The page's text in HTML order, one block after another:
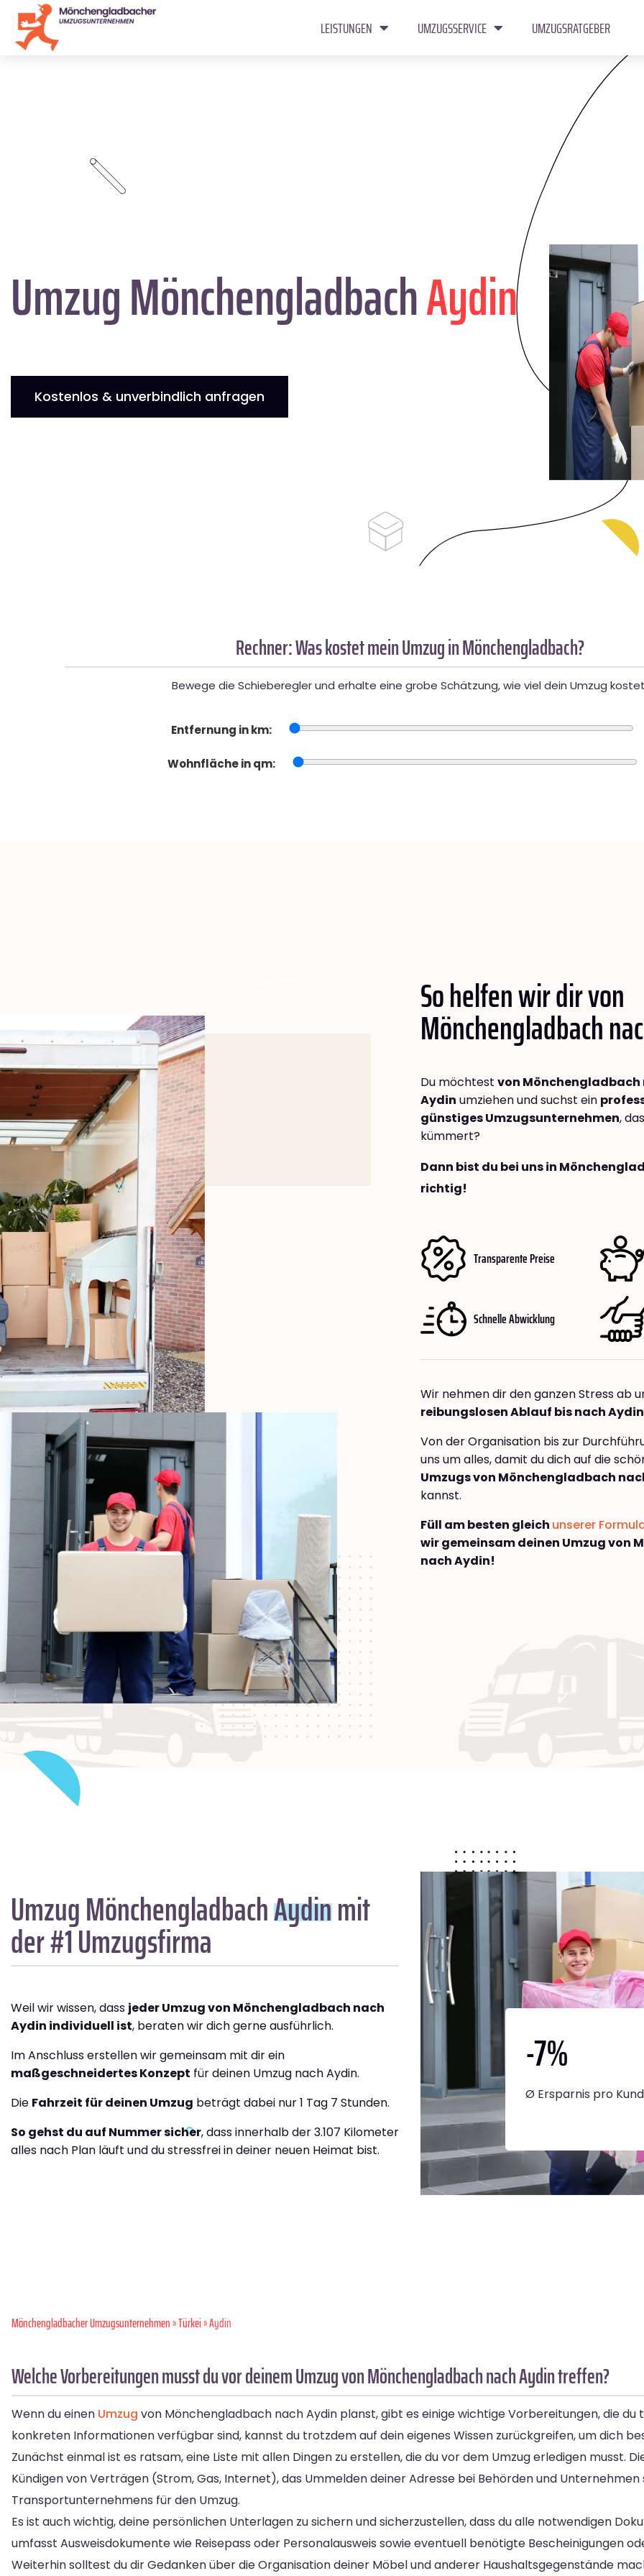
LEISTUNGEN UMZUGSSERVICE UMZUGSRATGEBER
Umzug MönchengladbachAydin
Kostenlos & unverbindlich anfragen
Rechner: Was kostet mein Umzug in Mönchengladbach?
Bewege die Schieberegler und erhalte eine grobe Schätzung, wie viel dein Umzug
Entfernung in km:
Wohnfläche in qm:
So helfen wir dir von
Mönchengladbach
Du möchtest von Mönchengladbach
Aydin umziehen und suchst ein
günstiges Umzugsunternehmen,
kümmert?
Dann bist du bei uns in
richtig!
Transparente Preise
Schnelle Abwicklung
Wir nehmen dir den ganzen Stress ab
reibungslosen Ablauf bis nach Aydin
Von der Organisation bis zur
uns um alles, damit du dich auf die
Umzugs von Mönchengladbach
kannst.
Füll am besten gleich unserer
wir gemeinsam deinen Umzug von
nach Aydin!
Umzug MönchengladbachAydinmit
der #1 Umzugsfirma
Weil wir wissen, dass jeder Umzug von Mönchengladbach nach
Aydin individuell ist, beraten wir dich gerne ausführlich.
Im Anschluss erstellen wir gemeinsam mit dir ein
maßgeschneidertes Konzept für deinen Umzug nach Aydin.
Die Fahrzeit für deinen Umzug beträgt dabei nur 1 Tag 7 Stunden.
So gehst du auf Nummer sicher, dass innerhalb der 3.107 Kilometer
alles nach Plan läuft und du stressfrei in deiner neuen Heimat bist.
-7%
Ø Ersparnis pro
Mönchen­gladbacher Umzugsunternehmen»Türkei» Aydin
Welche Vorbereitungen musst du vor deinem Umzug von Mönchengladbach nach Aydin treffen?
Wenn du einen Umzug von Mönchengladbach nach Aydin planst, gibt es einige wichtige Vorbereitungen, die
konkreten Informationen verfügbar sind, kannst du trotzdem auf dein eigenes Wissen zurückgreifen, um dich
Zunächst einmal ist es ratsam, eine Liste mit allen Dingen zu erstellen, die du vor dem Umzug erledigen musst.
Kündigen von Verträgen (Strom, Gas, Internet), das Ummelden deiner Adresse bei Behörden und Unternehmen
Transportunternehmens für den Umzug.
Es ist auch wichtig, deine persönlichen Unterlagen zu sichern und sicherzustellen, dass du alle notwendigen
umfasst Ausweisdokumente wie Reisepass oder Personalausweis sowie eventuell benötigte Bescheinigungen
Weiterhin solltest du dir Gedanken über die Organisation deiner Möbel und anderer Haushaltsgegenstände